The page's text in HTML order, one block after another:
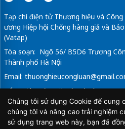
Tạp chí điện tử Thương hiệu và
ương Hiệp hội Chống hàng giả và
(Vatap)
Tòa soạn: Ngõ 56/ B5D6 Trương
Thành phố Hà Nội
Email:
Tổng Biên Tập: Vũ Đức Thuận
Giấy phép hoạt động báo chí điện
Thông tin và Truyền thông cấp ngày
Chúng tôi sử dụng Cookie để cung
chúng tôi và nâng cao trải nghiệm
sử dụng trang web này, bạn đã